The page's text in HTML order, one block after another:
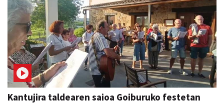
Kantujira taldearen saioa Goiburuko festetan